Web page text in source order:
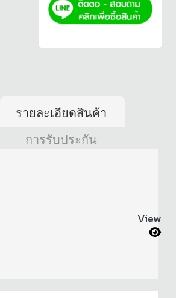
รายละเอียดสินค้า
การรับประกัน
View